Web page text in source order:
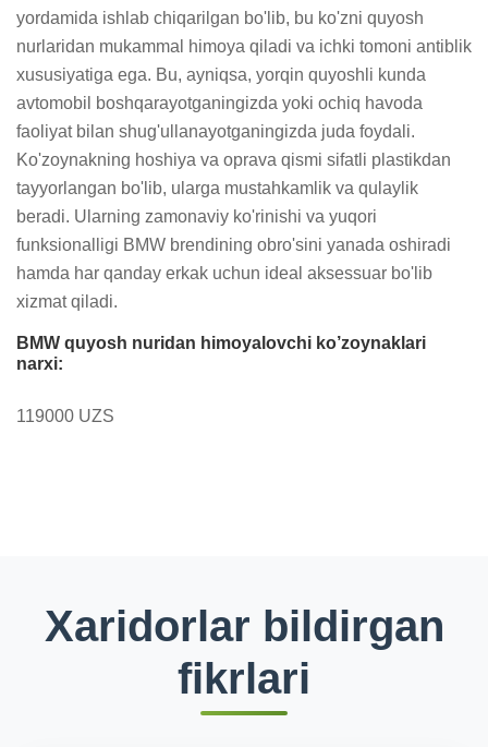
yordamida ishlab chiqarilgan bo'lib, bu ko'zni quyosh
nurlaridan mukammal himoya qiladi va ichki tomoni antiblik
xususiyatiga ega. Bu, ayniqsa, yorqin quyoshli kunda
avtomobil boshqarayotganingizda yoki ochiq havoda
faoliyat bilan shug'ullanayotganingizda juda foydali.
Ko'zoynakning hoshiya va oprava qismi sifatli plastikdan
tayyorlangan bo'lib, ularga mustahkamlik va qulaylik
beradi. Ularning zamonaviy ko'rinishi va yuqori
funksionalligi BMW brendining obro'sini yanada oshiradi
hamda har qanday erkak uchun ideal aksessuar bo'lib
xizmat qiladi.
BMW quyosh nuridan himoyalovchi ko’zoynaklari
narxi:
119000 UZS
Xaridorlar bildirgan
fikrlari